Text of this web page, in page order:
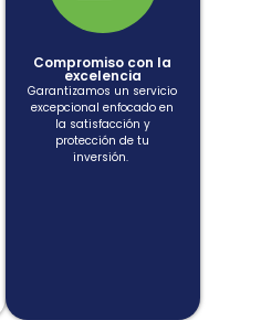
Compromiso con la
excelencia
Garantizamos un servicio
excepcional enfocado en
la satisfacción y
protección de tu
inversión.